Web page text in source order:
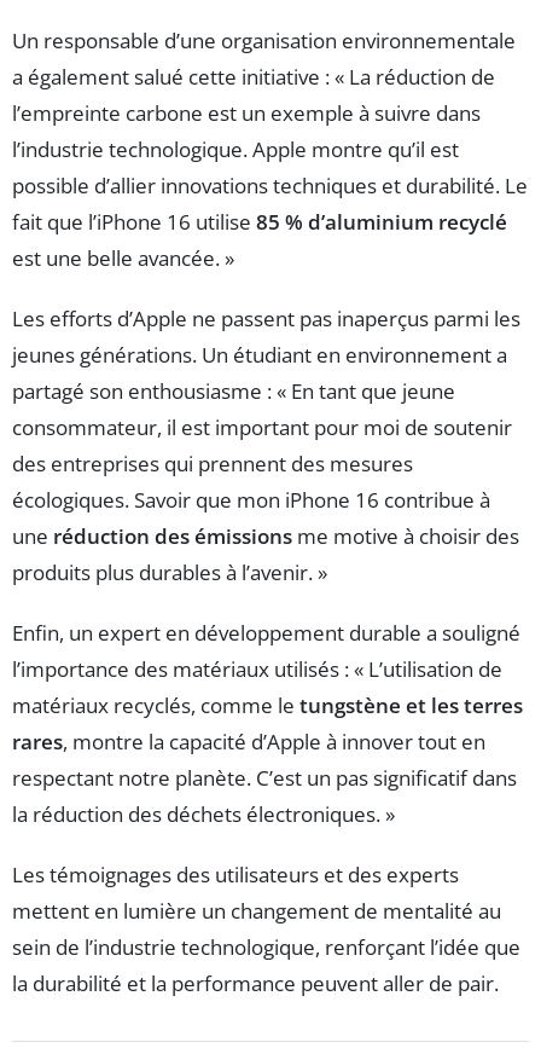
Un responsable d’une organisation environnementale
a également salué cette initiative : « La réduction de
l’empreinte carbone est un exemple à suivre dans
l’industrie technologique. Apple montre qu’il est
possible d’allier innovations techniques et durabilité. Le
fait que l’iPhone 16 utilise 85 % d’aluminium recyclé
est une belle avancée. »
Les efforts d’Apple ne passent pas inaperçus parmi les
jeunes générations. Un étudiant en environnement a
partagé son enthousiasme : « En tant que jeune
consommateur, il est important pour moi de soutenir
des entreprises qui prennent des mesures
écologiques. Savoir que mon iPhone 16 contribue à
une réduction des émissions me motive à choisir des
produits plus durables à l’avenir. »
Enfin, un expert en développement durable a souligné
l’importance des matériaux utilisés : « L’utilisation de
matériaux recyclés, comme le tungstène et les terres
rares, montre la capacité d’Apple à innover tout en
respectant notre planète. C’est un pas significatif dans
la réduction des déchets électroniques. »
Les témoignages des utilisateurs et des experts
mettent en lumière un changement de mentalité au
sein de l’industrie technologique, renforçant l’idée que
la durabilité et la performance peuvent aller de pair.